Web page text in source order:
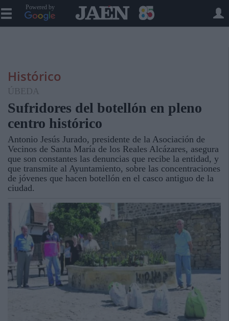
Powered by
Histórico
ÚBEDA
Sufridores del botellón en pleno
centro histórico
Antonio Jesús Jurado, presidente de la Asociación de
Vecinos de Santa María de los Reales Alcázares, asegura
que son constantes las denuncias que recibe la entidad, y
que transmite al Ayuntamiento, sobre las concentraciones
de jóvenes que hacen botellón en el casco antiguo de la
ciudad.